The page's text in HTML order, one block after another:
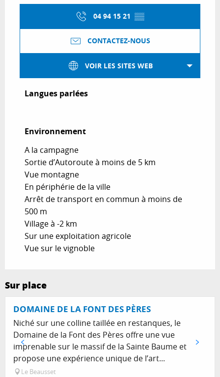
04 94 15 21 ▒▒
CONTACTEZ-NOUS
VOIR LES SITES WEB
Langues parlées
Langues parlées
Environnement
Environnement
A la campagne
Sortie d’Autoroute à moins de 5 km
Vue montagne
En périphérie de la ville
Arrêt de transport en commun à moins de
500 m
Village à -2 km
Sur une exploitation agricole
Vue sur le vignoble
Sur place
DOMAINE DE LA FONT DES PÈRES
Niché sur une colline taillée en restanques, le
Domaine de la Font des Pères offre une vue
imprenable sur le massif de la Sainte Baume et
propose une expérience unique de l’art...
Le Beausset